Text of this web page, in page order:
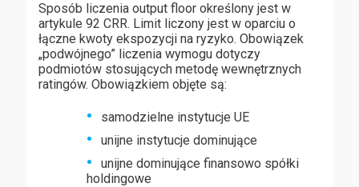
Sposób liczenia output floor określony jest w
artykule 92 CRR. Limit liczony jest w oparciu o
łączne kwoty ekspozycji na ryzyko. Obowiązek
„podwójnego” liczenia wymogu dotyczy
podmiotów stosujących metodę wewnętrznych
ratingów. Obowiązkiem objęte są:
samodzielne instytucje UE
unijne instytucje dominujące
unijne dominujące finansowo spółki
holdingowe